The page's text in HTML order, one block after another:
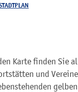
Karte finden Sie
und